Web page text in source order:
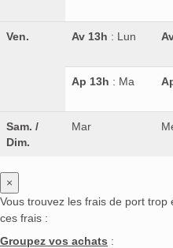
Ven. Av 13h : Lun
Ap 13h : Ma
Sam. /
Dim.
Mar
×
Vous trouvez les frais de port trop
ces frais :
Groupez vos achats :